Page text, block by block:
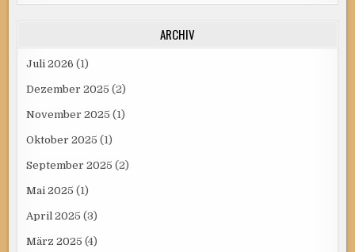
ARCHIV
Juli 2026 (1)
Dezember 2025 (2)
November 2025 (1)
Oktober 2025 (1)
September 2025 (2)
Mai 2025 (1)
April 2025 (3)
März 2025 (4)